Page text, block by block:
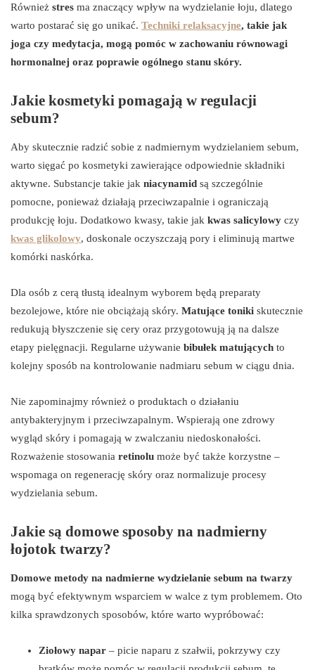
Również stres ma znaczący wpływ na wydzielanie łoju, dlatego
warto postarać się go unikać. Techniki relaksacyjne, takie jak
joga czy medytacja, mogą pomóc w zachowaniu równowagi
hormonalnej oraz poprawie ogólnego stanu skóry.
Jakie kosmetyki pomagają w regulacji
sebum?
Aby skutecznie radzić sobie z nadmiernym wydzielaniem sebum,
warto sięgać po kosmetyki zawierające odpowiednie składniki
aktywne. Substancje takie jak niacynamid są szczególnie
pomocne, ponieważ działają przeciwzapalnie i ograniczają
produkcję łoju. Dodatkowo kwasy, takie jak kwas salicylowy czy
kwas glikolowy, doskonale oczyszczają pory i eliminują martwe
komórki naskórka.
Dla osób z cerą tłustą idealnym wyborem będą preparaty
bezolejowe, które nie obciążają skóry. Matujące toniki skutecznie
redukują błyszczenie się cery oraz przygotowują ją na dalsze
etapy pielęgnacji. Regularne używanie bibułek matujących to
kolejny sposób na kontrolowanie nadmiaru sebum w ciągu dnia.
Nie zapominajmy również o produktach o działaniu
antybakteryjnym i przeciwzapalnym. Wspierają one zdrowy
wygląd skóry i pomagają w zwalczaniu niedoskonałości.
Rozważenie stosowania retinolu może być także korzystne –
wspomaga on regenerację skóry oraz normalizuje procesy
wydzielania sebum.
Jakie są domowe sposoby na nadmierny
łojotok twarzy?
Domowe metody na nadmierne wydzielanie sebum na twarzy
mogą być efektywnym wsparciem w walce z tym problemem. Oto
kilka sprawdzonych sposobów, które warto wypróbować:
Ziołowy napar – picie naparu z szałwii, pokrzywy czy